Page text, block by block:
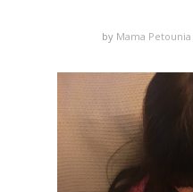
by Mama Petounia